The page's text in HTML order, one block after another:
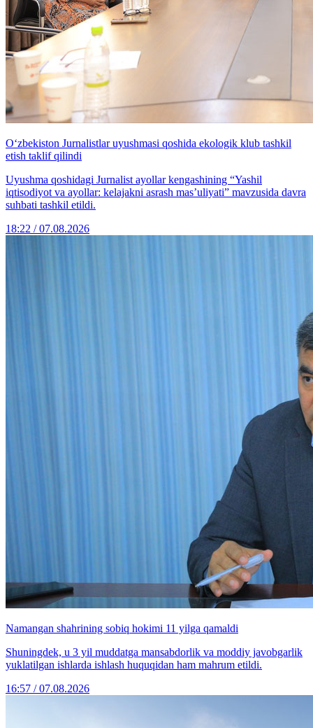
O‘zbekiston Jurnalistlar uyushmasi qoshida ekologik klub tashkil
etish taklif qilindi
Uyushma qoshidagi Jurnalist ayollar kengashining “Yashil
iqtisodiyot va ayollar: kelajakni asrash mas’uliyati” mavzusida davra
suhbati tashkil etildi.
18:22 / 07.08.2026
Namangan shahrining sobiq hokimi 11 yilga qamaldi
Shuningdek, u 3 yil muddatga mansabdorlik va moddiy javobgarlik
yuklatilgan ishlarda ishlash huquqidan ham mahrum etildi.
16:57 / 07.08.2026